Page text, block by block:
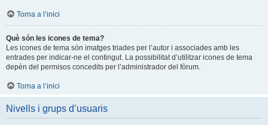
Torna a l’inici
Què són les icones de tema?
Les icones de tema són imatges triades per l’autor i associades amb les
entrades per indicar-ne el contingut. La possibilitat d’utilitzar icones de tema
depèn del permisos concedits per l’administrador del fòrum.
Torna a l’inici
Nivells i grups d’usuaris